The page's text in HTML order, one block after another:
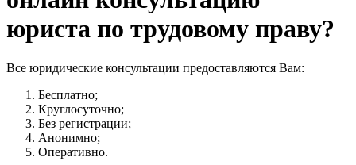
юриста по трудовому праву?
Все юридические консультации предоставляются Вам:
Бесплатно;
Круглосуточно;
Без регистрации;
Анонимно;
Оперативно.